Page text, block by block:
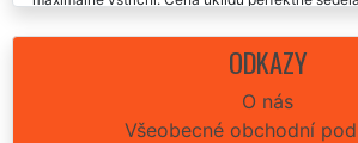
Naprosto nejlepší úklidový služby v
vybrat. Skutečně maximální spokojenost. Budu
ODKAZY
O nás
Všeobecné obchodní